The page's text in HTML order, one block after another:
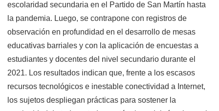
escolaridad secundaria en el Partido de San Martín hasta
la pandemia. Luego, se contrapone con registros de
observación en profundidad en el desarrollo de mesas
educativas barriales y con la aplicación de encuestas a
estudiantes y docentes del nivel secundario durante el
2021. Los resultados indican que, frente a los escasos
recursos tecnológicos e inestable conectividad a Internet,
los sujetos despliegan prácticas para sostener la